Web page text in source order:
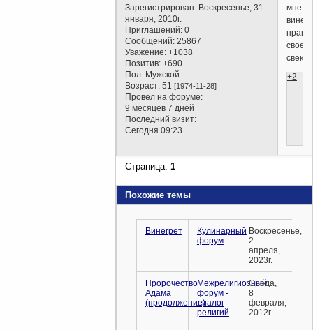
Зарегистрирован: Воскресенье, 31
января, 2010г.
Приглашений: 0
Сообщений: 25867
Уважение: +1038
Позитив: +690
Пол: Мужской
Возраст: 51[1974-11-28]
Провел на форуме:
9 месяцев 7 дней
Последний визит:
Сегодня 09:23
мне
своей
+2
Страница:1
Похожие темы
Винегрет
Кулинарный
форум
Воскресенье,
2
апреля,
2023г.
Пророчество
Адама
(продолжение)
Межрелигиозный
форум -
диалог
религий
Среда,
8
февраля,
2012г.